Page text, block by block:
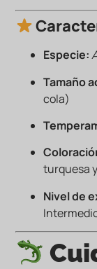
Especie:
Tamaño
cola)
turquesa
Nivel de